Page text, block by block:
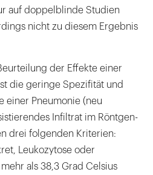
auf doppelblinde Studien
nicht zu diesem Ergebnis
der Effekte einer
die geringe Spezifität und
einer Pneumonie (neu
Infiltrat im Röntgen-
drei folgenden Kriterien:
Leukozytose oder
als 38,3 Grad Celsius